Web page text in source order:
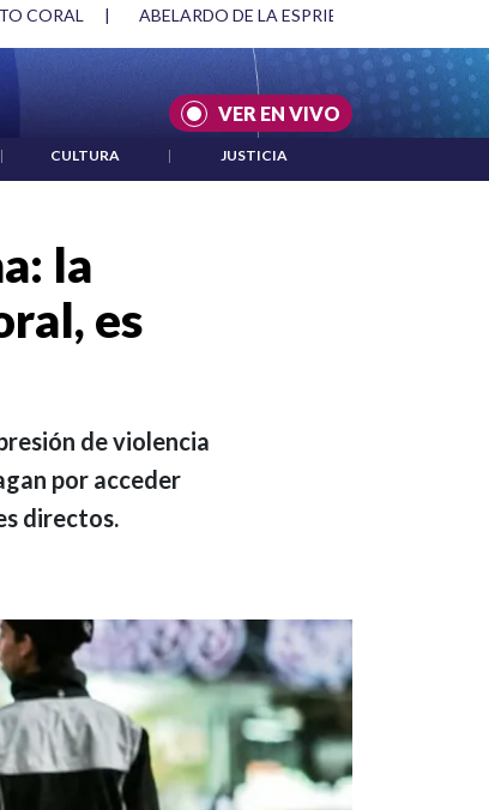
Y DMG | ACUERDOS ENTRE ESTADOS UNIDOS E
VER EN VIVO
| CULTURA | JUSTICIA
la
es
de violencia
por acceder
directos.